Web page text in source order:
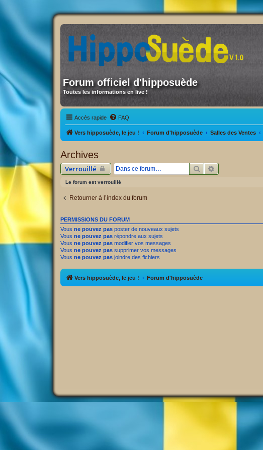
Forum officiel d'hipposuède
Toutes les informations en live !
Accès rapide FAQ
Vers hipposuède, le jeu ! Forum d'hipposuède Salles des Ventes
Archives
Verrouillé Rechercher
Le forum est verrouillé
Retourner à l’index du forum
PERMISSIONS DU FORUM
Vous ne pouvez pas poster de nouveaux sujets
Vous ne pouvez pas répondre aux sujets
Vous ne pouvez pas modifier vos messages
Vous ne pouvez pas supprimer vos messages
Vous ne pouvez pas joindre des fichiers
Vers hipposuède, le jeu ! Forum d'hipposuède